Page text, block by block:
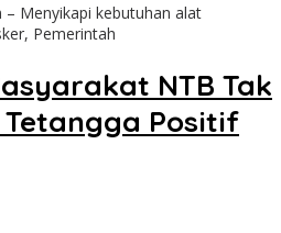
Menyikapi kebutuhan alat
Pemerintah
NTB Tak
Positif